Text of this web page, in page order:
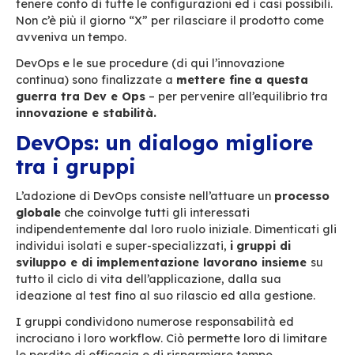
talvolta parecchi mesi che i test ed il rilascio
soddisfacenti prima di poter rispondere ad
cambiata. I due gruppi, sviluppo e operatività,
condividono gli stessi obiettivi e quindi non
stesse priorità.
Sulla carte le esigenze del software sono
definite e stabili. Gli sviluppatori si occupano
i gruppi operativi dell’implementazione sui
aziendali. Sulla carta…
Nel mondo reale l’informatica si evolve troppo
rapidamente per permettere di mantenere
specifiche durante l’intero progetto. Nella
un fornitore di softwareil “progetto” non
Le applicazioni devono poter essere rilasciate
rapidamente, ma devono anche poter evolvere